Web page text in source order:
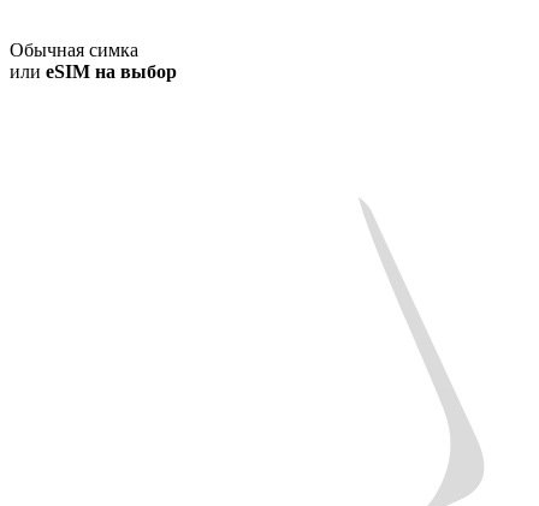
Обычная симка
или eSIM на выбор